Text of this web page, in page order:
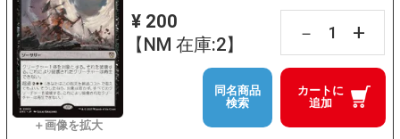
¥ 200
【NM 在庫:2】
－ +
カートに
追加
同名商品
検索